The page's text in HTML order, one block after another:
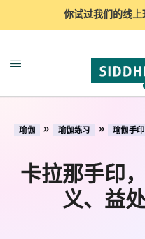
你试过我们的线上
瑜伽 » 瑜伽练习 » 瑜伽手印
卡拉那手印
义、益